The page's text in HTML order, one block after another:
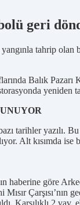
geri
yangınla tahrip
Balık
yeniden
tarihler yazılı.
Alt kısımda ise
haberine göre
Mısır
Karşılıklı 2